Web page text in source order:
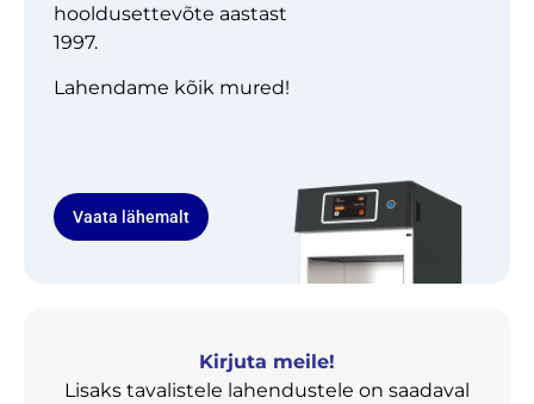
hooldusettevõte aastast
1997.
Lahendame kõik mured!
Vaata lähemalt
Kirjuta meile!
Lisaks tavalistele lahendustele on saadaval